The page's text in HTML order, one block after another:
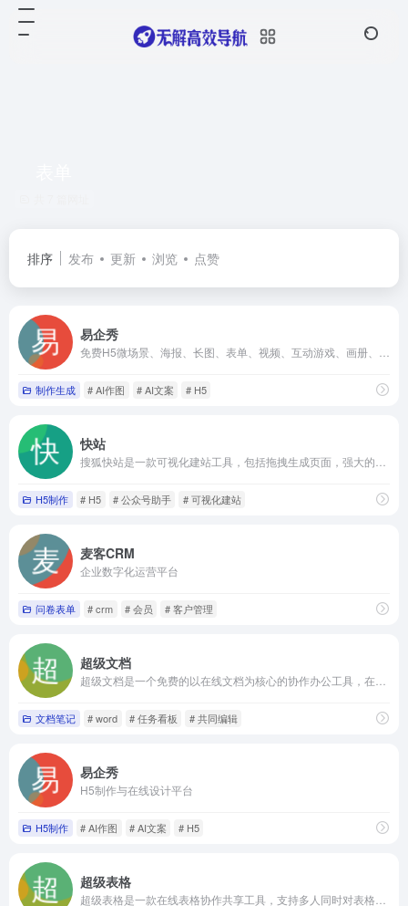
排序 发布 更新 浏览 点赞
易企秀
制作生成 # AI作图 # AI文案 # H5
快站
H5制作 # H5 # 公众号助手 # 可视化建站
麦客CRM
企业数字化运营平台
问卷表单 # crm # 会员 # 客户管理
超级文档
文档笔记 # word # 任务看板 # 共同编辑
易企秀
H5制作与在线设计平台
H5制作 # AI作图 # AI文案 # H5
超级表格